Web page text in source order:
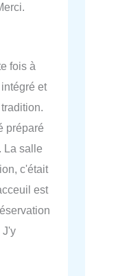
fois à
et
préparé
La salle
c'était
est
J'y